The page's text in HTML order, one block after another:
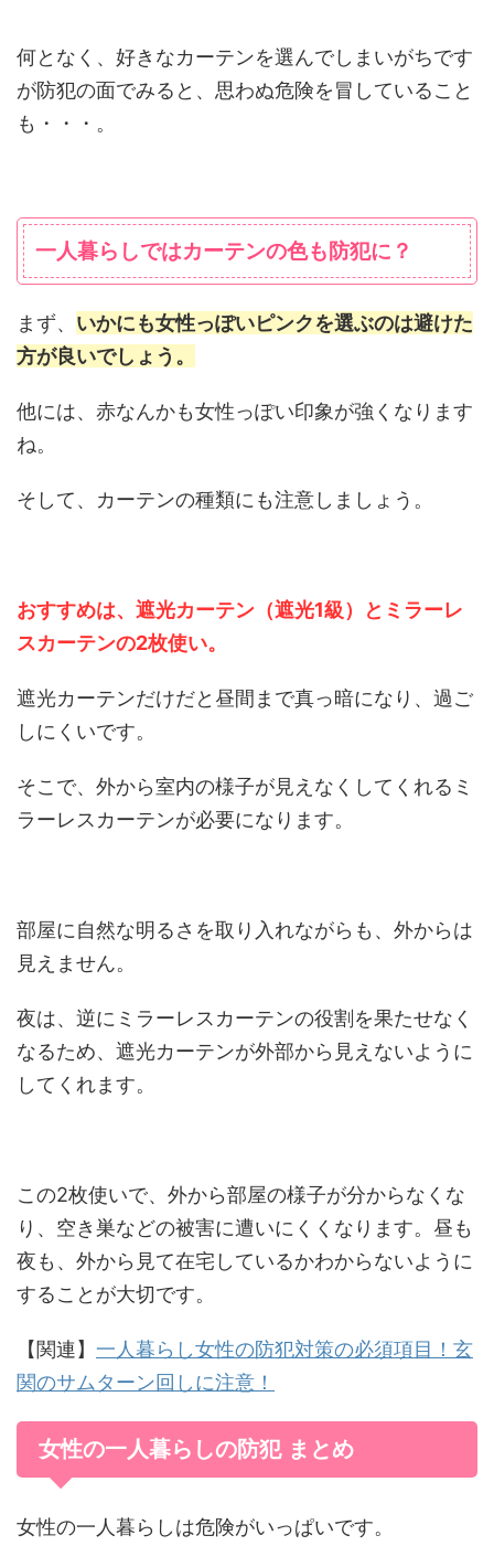
何となく、好きなカーテンを選んでしまいがちです
が防犯の面でみると、思わぬ危険を冒していること
も・・・。
一人暮らしではカーテンの色も防犯に？
まず、 いかにも女性っぽいピンクを選ぶのは避けた
方が良いでしょう。
他には、赤なんかも女性っぽい印象が強くなります
ね。
そして、カーテンの種類にも注意しましょう。
おすすめは、遮光カーテン（遮光1級）とミラーレ
スカーテンの2枚使い。
遮光カーテンだけだと昼間まで真っ暗になり、過ご
しにくいです。
そこで、外から室内の様子が見えなくしてくれるミ
ラーレスカーテンが必要になります。
部屋に自然な明るさを取り入れながらも、外からは
見えません。
夜は、逆にミラーレスカーテンの役割を果たせなく
なるため、遮光カーテンが外部から見えないように
してくれます。
この2枚使いで、外から部屋の様子が分からなくな
り、空き巣などの被害に遭いにくくなります。昼も
夜も、外から見て在宅しているかわからないように
することが大切です。
【関連】 一人暮らし女性の防犯対策の必須項目！玄
関のサムターン回しに注意！
女性の一人暮らしの防犯 まとめ
女性の一人暮らしは危険がいっぱいです。